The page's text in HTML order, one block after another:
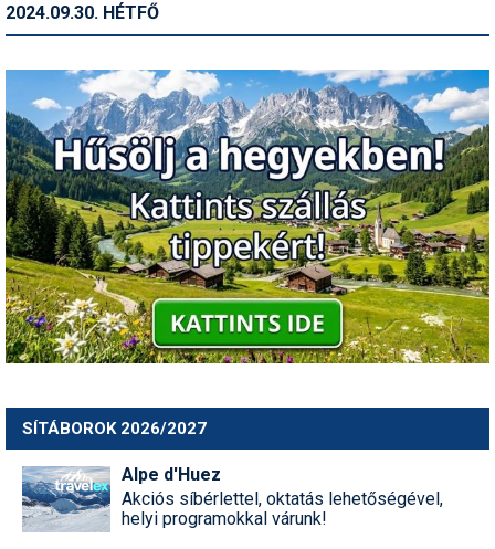
2024.09.30. HÉTFŐ
SÍTÁBOROK 2026/2027
Alpe d'Huez
Akciós síbérlettel, oktatás lehetőségével,
helyi programokkal várunk!